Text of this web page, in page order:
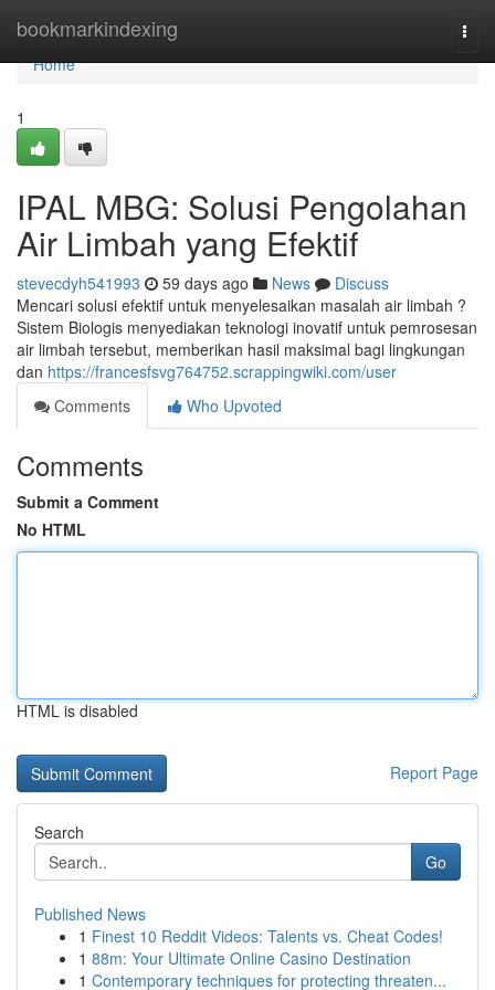
bookmarkindexing
Home
Home
1
IPAL MBG: Solusi Pengolahan
Air Limbah yang Efektif
stevecdyh541993 59 days ago News
Discuss
Mencari solusi efektif untuk menyelesaikan masalah air limbah ?
Sistem Biologis menyediakan teknologi inovatif untuk pemrosesan
air limbah tersebut, memberikan hasil maksimal bagi lingkungan
dan https://francesfsvg764752.scrappingwiki.com/user
Comments
Who Upvoted
Comments
Submit a Comment
No HTML
HTML is disabled
Report Page
Search
Go
Published News
1 Finest 10 Reddit Videos: Talents vs. Cheat Codes!
1 88m: Your Ultimate Online Casino Destination
1 Contemporary techniques for protecting threaten...